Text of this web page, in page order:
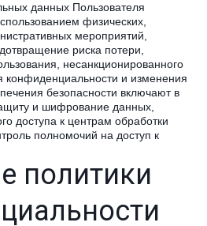
данных Пользователя
физических,
мероприятий,
риска потери,
несанкционированного
конфиденциальности и изменения
безопасности включают в
и шифрование данных,
доступа к центрам обработки
полномочий на доступ к
политики